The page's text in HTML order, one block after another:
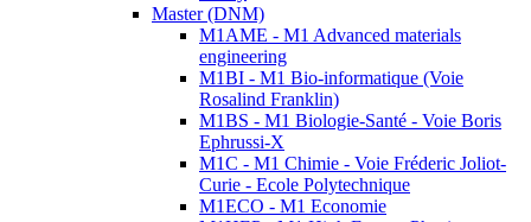
Master (DNM)
M1AME - M1 Advanced materials
engineering
M1BI - M1 Bio-informatique (Voie
Rosalind Franklin)
M1BS - M1 Biologie-Santé - Voie Boris
Ephrussi-X
M1C - M1 Chimie - Voie Fréderic Joliot-
Curie - Ecole Polytechnique
M1ECO - M1 Economie